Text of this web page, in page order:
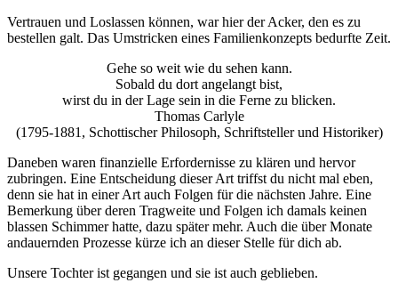
Vertrauen und Loslassen können, war hier der Acker, den es zu
bestellen galt. Das Umstricken eines Familienkonzepts bedurfte Zeit.
Gehe so weit wie du sehen kann.
Sobald du dort angelangt bist,
wirst du in der Lage sein in die Ferne zu blicken.
Thomas Carlyle
(1795-1881, Schottischer Philosoph, Schriftsteller und Historiker)
Daneben waren finanzielle Erfordernisse zu klären und hervor
zubringen. Eine Entscheidung dieser Art triffst du nicht mal eben,
denn sie hat in einer Art auch Folgen für die nächsten Jahre. Eine
Bemerkung über deren Tragweite und Folgen ich damals keinen
blassen Schimmer hatte, dazu später mehr. Auch die über Monate
andauernden Prozesse kürze ich an dieser Stelle für dich ab.
Unsere Tochter ist gegangen und sie ist auch geblieben.